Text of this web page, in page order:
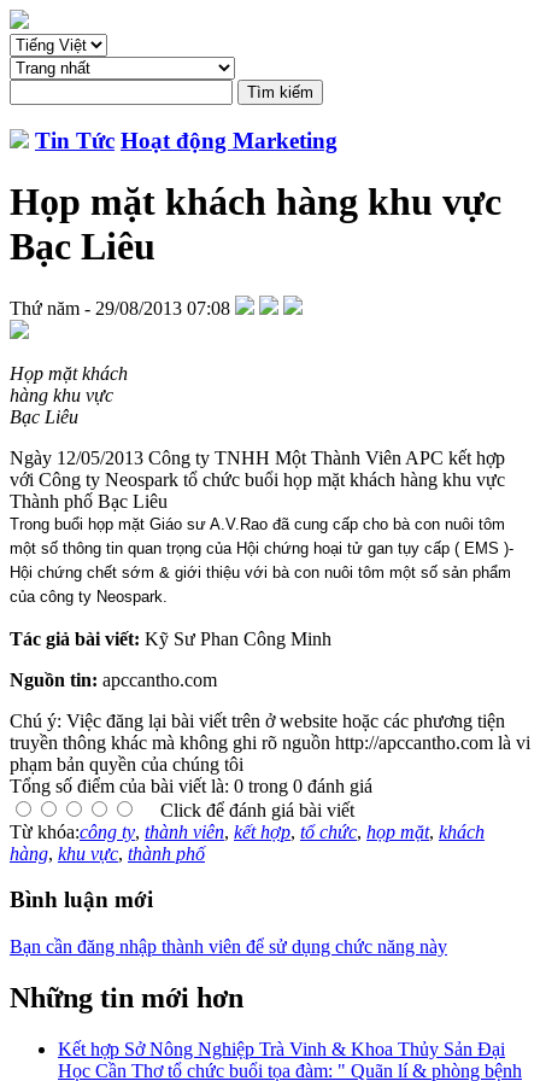
Tin Tức Hoạt động Marketing
Họp mặt khách hàng khu vực
Bạc Liêu
Thứ năm - 29/08/2013 07:08
Họp mặt khách
hàng khu vực
Bạc Liêu
Ngày 12/05/2013 Công ty TNHH Một Thành Viên APC kết hợp
với Công ty Neospark tổ chức buổi họp mặt khách hàng khu vực
Thành phố Bạc Liêu
Trong buổi họp mặt Giáo sư A.V.Rao đã cung cấp cho bà con nuôi tôm
một số thông tin quan trọng của Hội chứng hoại tử gan tụy cấp ( EMS )-
Hội chứng chết sớm & giới thiệu với bà con nuôi tôm một số sản phẩm
của công ty Neospark.
Tác giả bài viết: Kỹ Sư Phan Công Minh
Nguồn tin: apccantho.com
Chú ý: Việc đăng lại bài viết trên ở website hoặc các phương tiện
truyền thông khác mà không ghi rõ nguồn http://apccantho.com là vi
phạm bản quyền của chúng tôi
Tổng số điểm của bài viết là: 0 trong 0 đánh giá
Click để đánh giá bài viết
Từ khóa:công ty, thành viên, kết hợp, tổ chức, họp mặt, khách
hàng, khu vực, thành phố
Bình luận mới
Bạn cần đăng nhập thành viên để sử dụng chức năng này
Những tin mới hơn
Kết hợp Sở Nông Nghiệp Trà Vinh & Khoa Thủy Sản Đại
Học Cần Thơ tổ chức buổi tọa đàm: " Quãn lí & phòng bệnh